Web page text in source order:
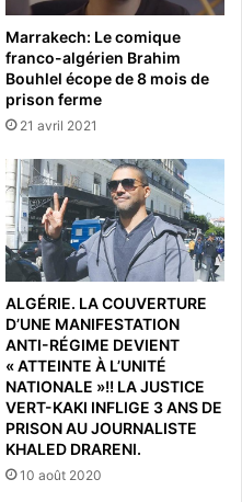
Marrakech: Le comique
franco-algérien Brahim
Bouhlel écope de 8 mois de
prison ferme
21 avril 2021
ALGÉRIE. LA COUVERTURE
D’UNE MANIFESTATION
ANTI-RÉGIME DEVIENT
« ATTEINTE À L’UNITÉ
NATIONALE »!! LA JUSTICE
VERT-KAKI INFLIGE 3 ANS DE
PRISON AU JOURNALISTE
KHALED DRARENI.
10 août 2020